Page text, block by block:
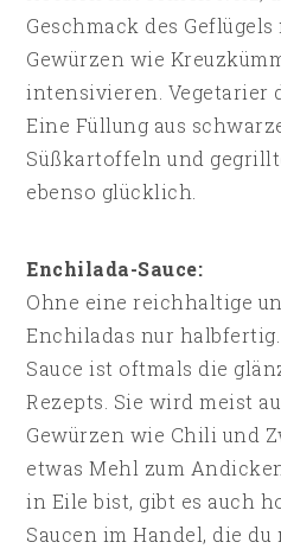
Geschmack des
Gewürzen wie
intensivieren. Vegetarier
Eine Füllung aus
Süßkartoffeln und
ebenso glücklich.
Enchilada-Sauce:
Ohne eine reichhaltige
Enchiladas nur
Sauce ist oftmals die
Rezepts. Sie wird meist
Gewürzen wie Chili und
etwas Mehl zum
in Eile bist, gibt es auch
Saucen im Handel, die